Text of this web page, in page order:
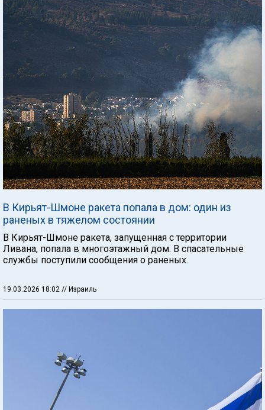
В Кирьят-Шмоне ракета попала в дом: один из
раненых в тяжелом состоянии
В Кирьят-Шмоне ракета, запущенная с территории
Ливана, попала в многоэтажный дом. В спасательные
службы поступили сообщения о раненых.
19.03.2026 18:02 // Израиль